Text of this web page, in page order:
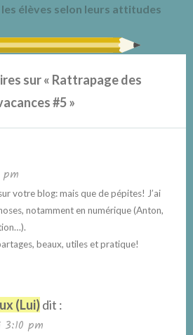
élèves selon leurs attitudes
sur « Rattrapage des
#5»
votre blog: mais que de pépites! J’ai
notamment en numérique (Anton,
beaux, utiles et pratique!
(Lui)dit :
pm